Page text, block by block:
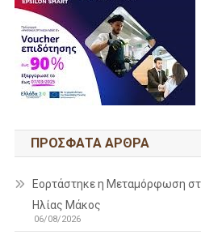
ΠΡΌΣΦΑΤΑ ΆΡΘΡΑ
Εορτάστηκε η Μεταμόρφωση
Ηλίας Μάκος
06/08/2026